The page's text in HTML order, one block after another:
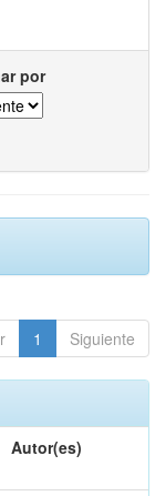
por
1 Siguiente
Autor(es)